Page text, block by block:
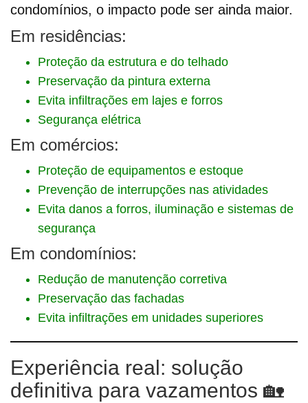
condomínios, o impacto pode ser ainda maior.
Em residências:
Proteção da estrutura e do telhado
Preservação da pintura externa
Evita infiltrações em lajes e forros
Segurança elétrica
Em comércios:
Proteção de equipamentos e estoque
Prevenção de interrupções nas atividades
Evita danos a forros, iluminação e sistemas de
segurança
Em condomínios:
Redução de manutenção corretiva
Preservação das fachadas
Evita infiltrações em unidades superiores
Experiência real: solução
definitiva para vazamentos 🏡